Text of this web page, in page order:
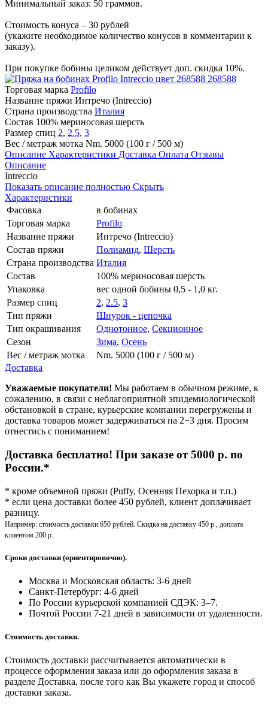
Минимальный заказ: 50 граммов.
Стоимость конуса – 30 рублей
(укажите необходимое количество конусов в комментарии к
заказу).
При покупке бобины целиком действует доп. скидка 10%.
268588
Торговая марка Profilo
Название пряжи Интречо (Intreccio)
Страна производства Италия
Состав 100% мериносовая шерсть
Размер спиц 2, 2.5, 3
Вес / метраж мотка Nm. 5000 (100 г / 500 м)
Описание Характеристики Доставка Оплата Отзывы
Описание
Intreccio
Показать описание полностью Скрыть
Характеристики
Фасовка
в бобинах
Торговая марка
Profilo
Название пряжи
Интречо (Intreccio)
Состав пряжи
Полиамид, Шерсть
Страна производства Италия
Состав
100% мериносовая шерсть
Упаковка
вес одной бобины 0,5 - 1,0 кг.
Размер спиц
2, 2.5, 3
Тип пряжи
Шнурок - цепочка
Тип окрашивания
Однотонное, Секционное
Сезон
Зима, Осень
Вес / метраж мотка
Nm. 5000 (100 г / 500 м)
Доставка
Уважаемые покупатели! Мы работаем в обычном режиме, к
сожалению, в связи с неблагоприятной эпидемиологической
обстановкой в стране, курьерские компании перегружены и
доставка товаров может задерживаться на 2−3 дня. Просим
отнестись с пониманием!
Доставка бесплатно! При заказе от 5000 р. по
России.*
* кроме объемной пряжи (Puffy, Осенняя Пехорка и т.п.)
* если цена доставки более 450 рублей, клиент доплачивает
разницу.
Например: стоимость доставки 650 рублей. Скидка на доставку 450 р., доплата
клиентом 200 р.
Сроки доставки (ориентировочно).
Москва и Московская область: 3-6 дней
Санкт-Петербург: 4-6 дней
По России курьерской компанией СДЭК: 3–7.
Почтой России 7-21 дней в зависимости от удаленности.
Стоимость доставки.
Стоимость доставки рассчитывается автоматически в
процессе оформления заказа или до оформления заказа в
разделе Доставка, после того как Вы укажете город и способ
доставки заказа.